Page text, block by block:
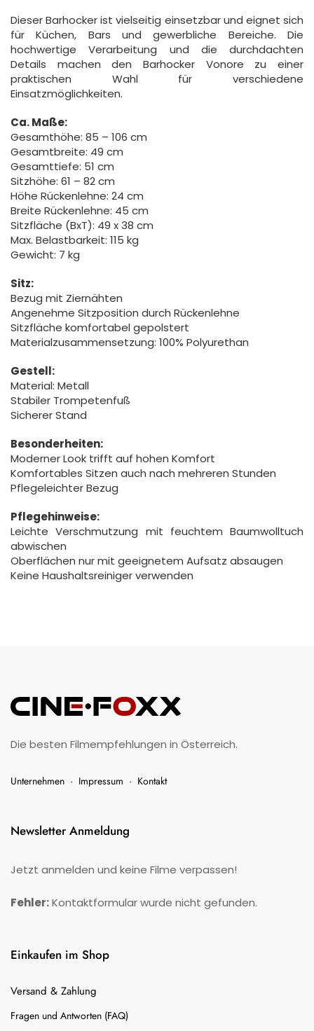
Dieser Barhocker ist vielseitig einsetzbar und eignet sich
für Küchen, Bars und gewerbliche Bereiche. Die
hochwertige Verarbeitung und die durchdachten
Details machen den Barhocker Vonore zu einer
praktischen Wahl für verschiedene
Einsatzmöglichkeiten.
Ca. Maße:
Gesamthöhe: 85 – 106 cm
Gesamtbreite: 49 cm
Gesamttiefe: 51 cm
Sitzhöhe: 61 – 82 cm
Höhe Rückenlehne: 24 cm
Breite Rückenlehne: 45 cm
Sitzfläche (BxT): 49 x 38 cm
Max. Belastbarkeit: 115 kg
Gewicht: 7 kg
Sitz:
Bezug mit Ziernähten
Angenehme Sitzposition durch Rückenlehne
Sitzfläche komfortabel gepolstert
Materialzusammensetzung: 100% Polyurethan
Gestell:
Material: Metall
Stabiler Trompetenfuß
Sicherer Stand
Besonderheiten:
Moderner Look trifft auf hohen Komfort
Komfortables Sitzen auch nach mehreren Stunden
Pflegeleichter Bezug
Pflegehinweise:
Leichte Verschmutzung mit feuchtem Baumwolltuch
abwischen
Oberflächen nur mit geeignetem Aufsatz absaugen
Keine Haushaltsreiniger verwenden
Die besten Filmempfehlungen in Österreich.
Unternehmen · Impressum · Kontakt
Newsletter Anmeldung
Jetzt anmelden und keine Filme verpassen!
Fehler:Kontaktformular wurde nicht gefunden.
Einkaufen im Shop
Versand & Zahlung
Fragen und Antworten (FAQ)